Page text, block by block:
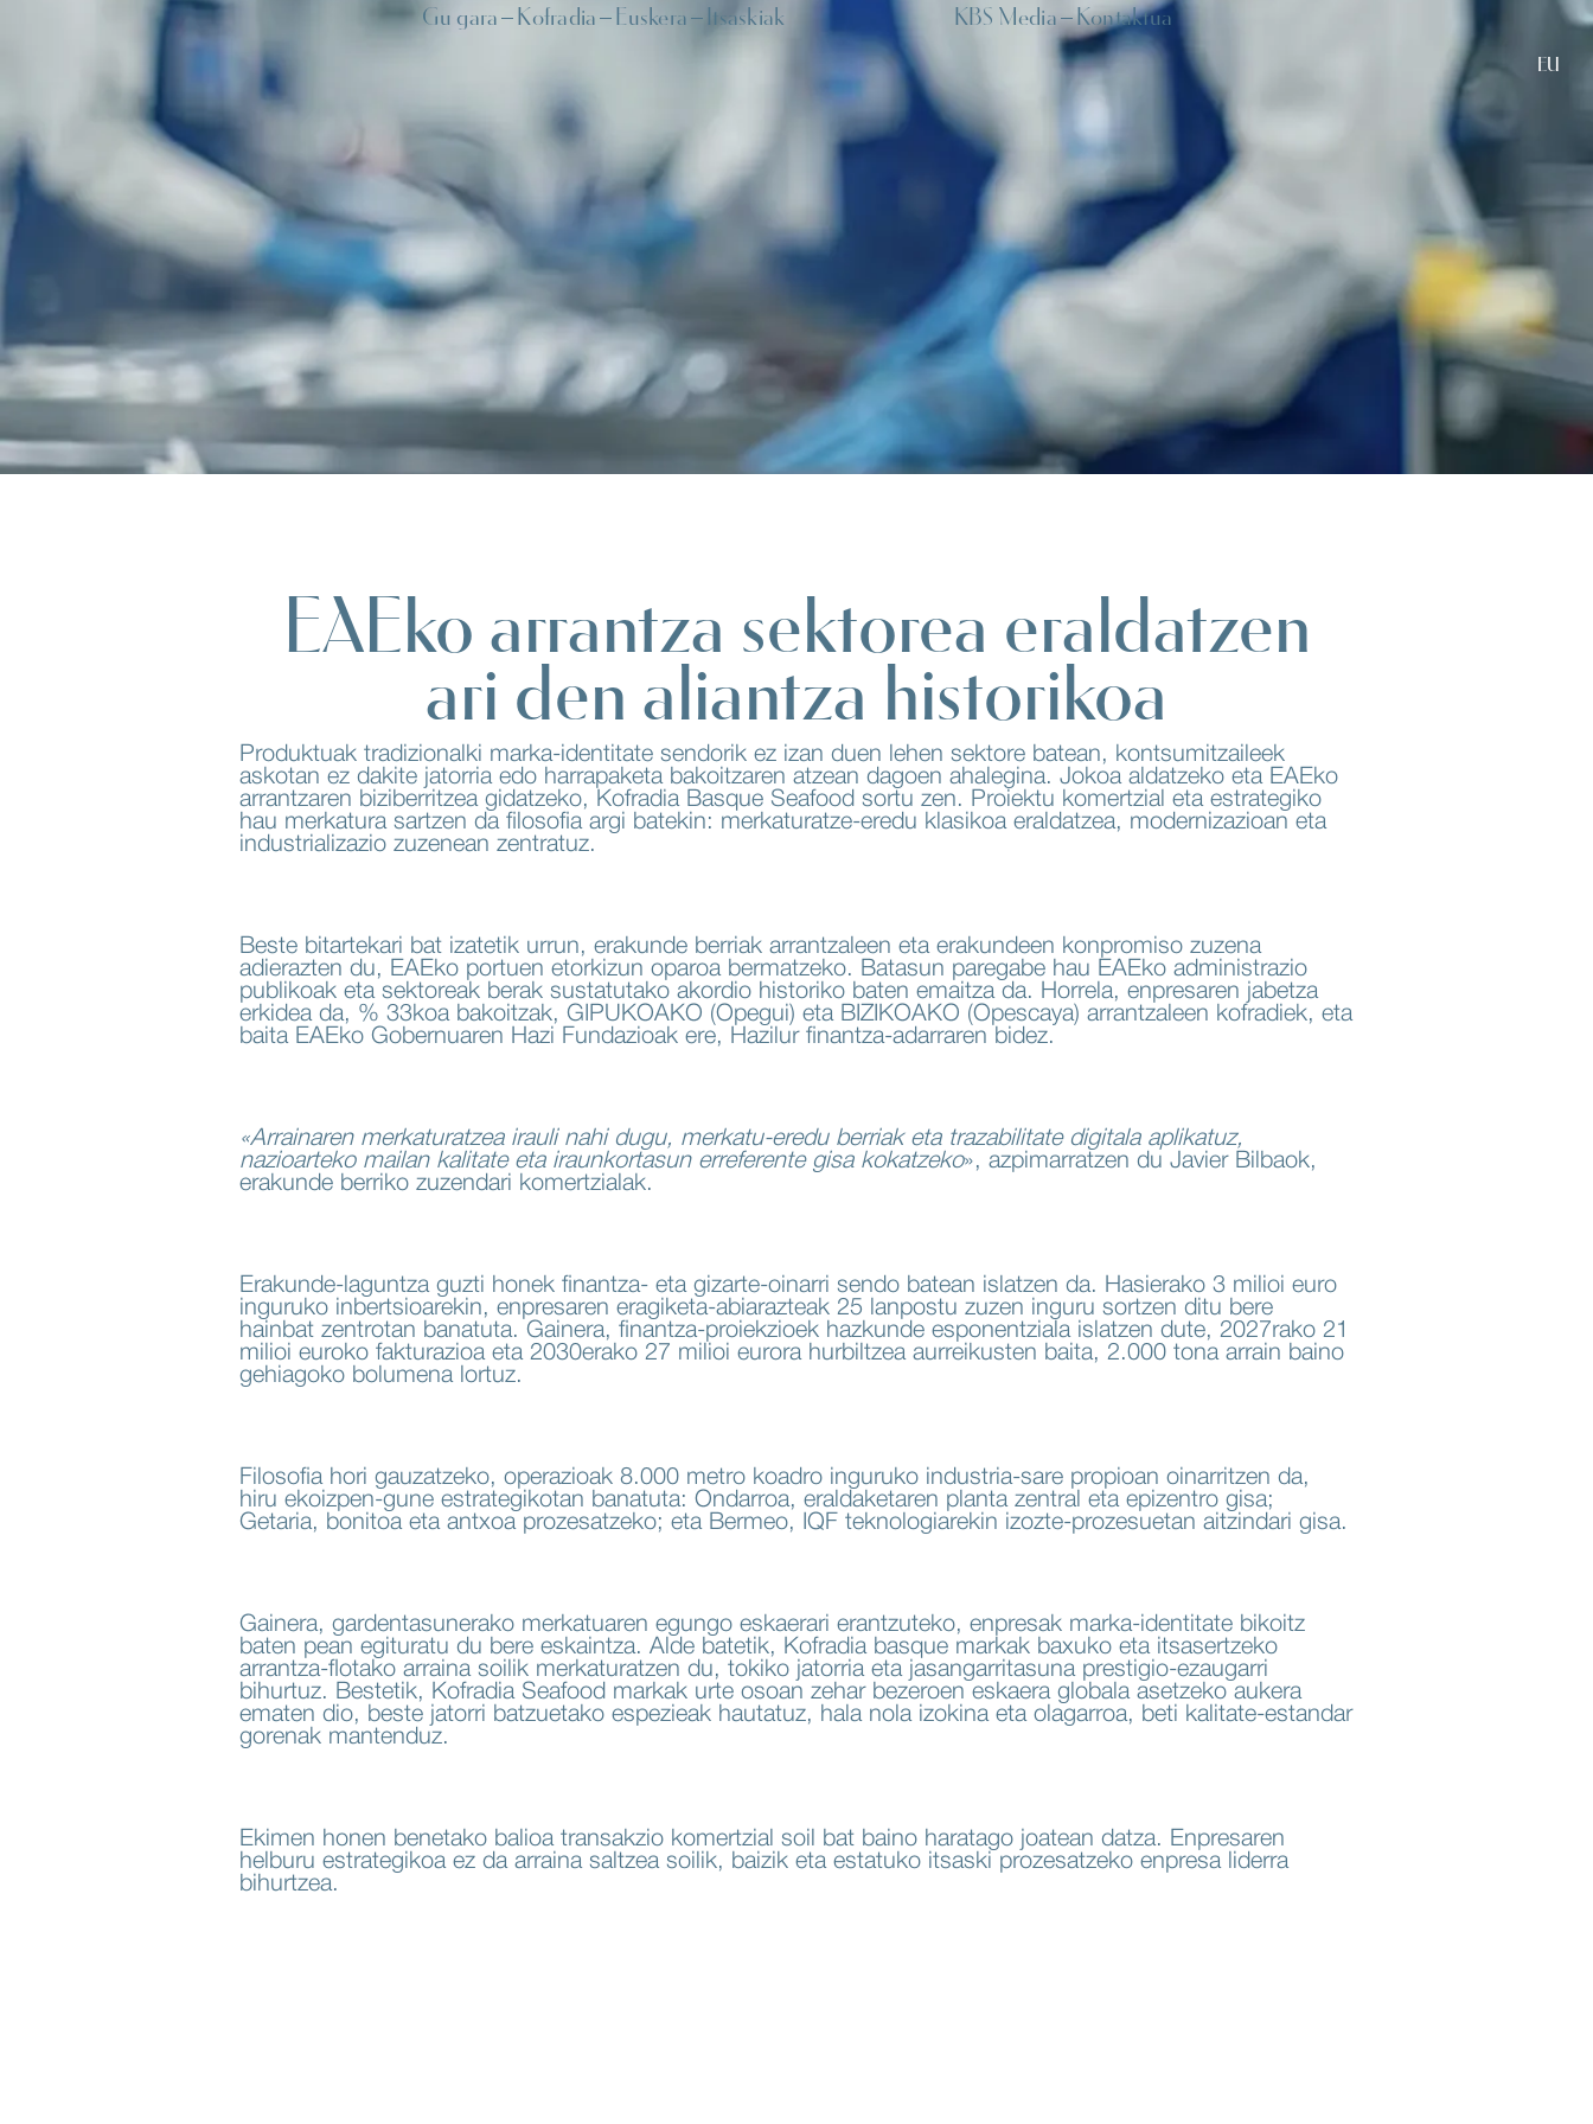
Gu gara Kofradia Euskera Itsaskiak KBS Media Kontaktua
EAEko arrantza sektorea eraldatzen
ari den aliantza historikoa
Produktuak tradizionalki marka-identitate sendorik ez izan duen lehen sektore batean, kontsumitzaileek
askotan ez dakite jatorria edo harrapaketa bakoitzaren atzean dagoen ahalegina. Jokoa aldatzeko eta EAEko
arrantzaren biziberritzea gidatzeko, Kofradia Basque Seafood sortu zen. Proiektu komertzial eta estrategiko
hau merkatura sartzen da filosofia argi batekin: merkaturatze-eredu klasikoa eraldatzea, modernizazioan eta
industrializazio zuzenean zentratuz.
Beste bitartekari bat izatetik urrun, erakunde berriak arrantzaleen eta erakundeen konpromiso zuzena
adierazten du, EAEko portuen etorkizun oparoa bermatzeko. Batasun paregabe hau EAEko administrazio
publikoak eta sektoreak berak sustatutako akordio historiko baten emaitza da. Horrela, enpresaren jabetza
erkidea da, % 33koa bakoitzak, GIPUKOAKO (Opegui) eta BIZIKOAKO (Opescaya) arrantzaleen kofradiek, eta
baita EAEko Gobernuaren Hazi Fundazioak ere, Hazilur finantza-adarraren bidez.
«Arrainaren merkaturatzea irauli nahi dugu, merkatu-eredu berriak eta trazabilitate digitala aplikatuz,
nazioarteko mailan kalitate eta iraunkortasun erreferente gisa kokatzeko», azpimarratzen du Javier Bilbaok,
erakunde berriko zuzendari komertzialak.
Erakunde-laguntza guzti honek finantza- eta gizarte-oinarri sendo batean islatzen da. Hasierako 3 milioi euro
inguruko inbertsioarekin, enpresaren eragiketa-abiarazteak 25 lanpostu zuzen inguru sortzen ditu bere
hainbat zentrotan banatuta. Gainera, finantza-proiekzioek hazkunde esponentziala islatzen dute, 2027rako 21
milioi euroko fakturazioa eta 2030erako 27 milioi eurora hurbiltzea aurreikusten baita, 2.000 tona arrain baino
gehiagoko bolumena lortuz.
Filosofia hori gauzatzeko, operazioak 8.000 metro koadro inguruko industria-sare propioan oinarritzen da,
hiru ekoizpen-gune estrategikotan banatuta: Ondarroa, eraldaketaren planta zentral eta epizentro gisa;
Getaria, bonitoa eta antxoa prozesatzeko; eta Bermeo, IQF teknologiarekin izozte-prozesuetan aitzindari gisa.
Gainera, gardentasunerako merkatuaren egungo eskaerari erantzuteko, enpresak marka-identitate bikoitz
baten pean egituratu du bere eskaintza. Alde batetik, Kofradia basque markak baxuko eta itsasertzeko
arrantza-flotako arraina soilik merkaturatzen du, tokiko jatorria eta jasangarritasuna prestigio-ezaugarri
bihurtuz. Bestetik, Kofradia Seafood markak urte osoan zehar bezeroen eskaera globala asetzeko aukera
ematen dio, beste jatorri batzuetako espezieak hautatuz, hala nola izokina eta olagarroa, beti kalitate-estandar
gorenak mantenduz.
Ekimen honen benetako balioa transakzio komertzial soil bat baino haratago joatean datza. Enpresaren
helburu estrategikoa ez da arraina saltzea soilik, baizik eta estatuko itsaski prozesatzeko enpresa liderra
bihurtzea.
EU